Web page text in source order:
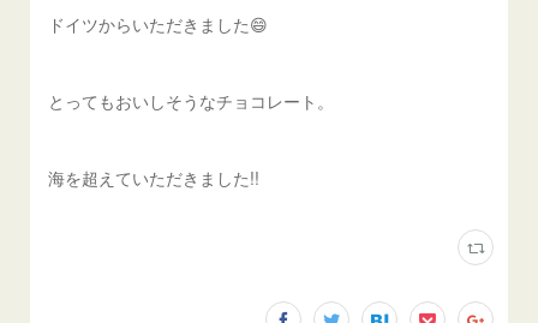
ドイツからいただきました😄
とってもおいしそうなチョコレート。
海を超えていただきました!!